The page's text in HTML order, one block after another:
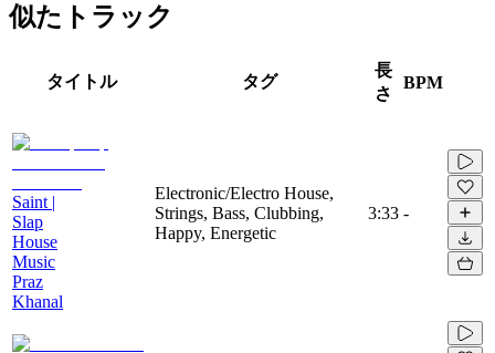
似たトラック
タイトル タグ
長
さ
BPM
Saint |
Slap
House
Music
Praz
Khanal
Electronic/Electro House,
Strings, Bass, Clubbing,
Happy, Energetic
3:33 -